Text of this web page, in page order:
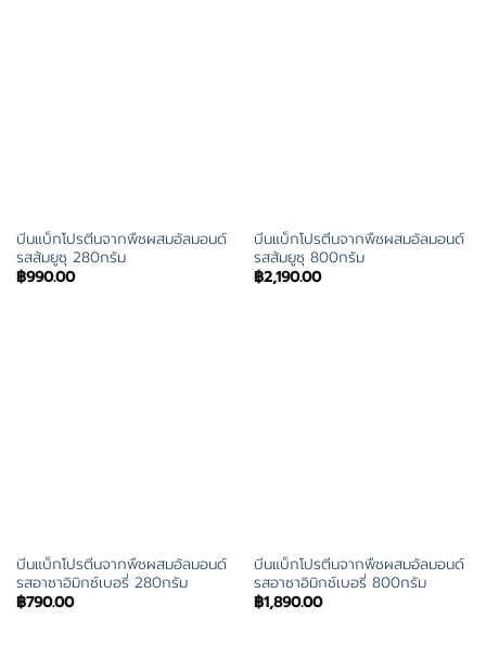
บีนแบ็กโปรตีนจากพืชผสมอัลมอนด์
รสส้มยูซุ 280กรัม
฿990.00
บีนแบ็กโปรตีนจากพืชผสมอัลมอนด์
รสส้มยูซุ 800กรัม
฿2,190.00
บีนแบ็กโปรตีนจากพืชผสมอัลมอนด์
รสอาซาอิมิกซ์เบอรี่ 280กรัม
฿790.00
บีนแบ็กโปรตีนจากพืชผสมอัลมอนด์
รสอาซาอิมิกซ์เบอรี่ 800กรัม
฿1,890.00